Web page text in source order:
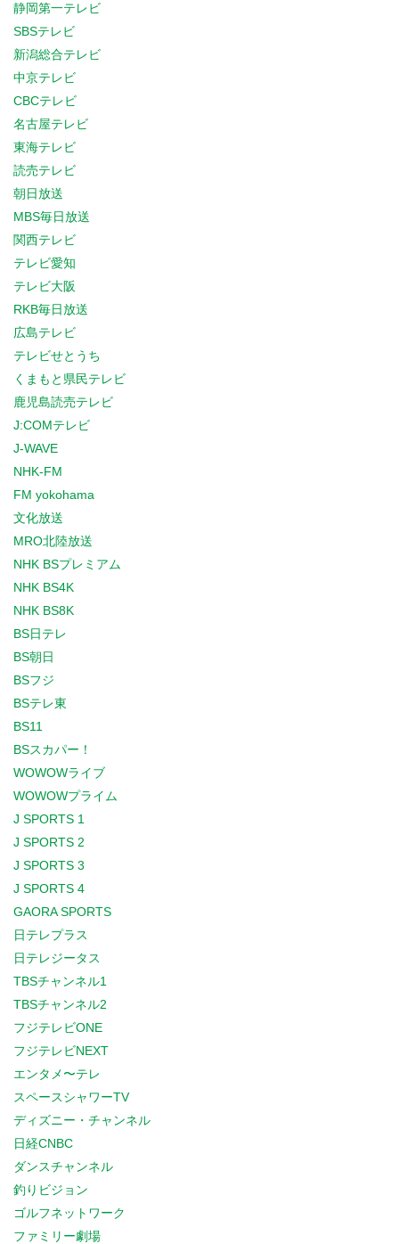
静岡第一テレビ
SBSテレビ
新潟総合テレビ
中京テレビ
CBCテレビ
名古屋テレビ
東海テレビ
読売テレビ
朝日放送
MBS毎日放送
関西テレビ
テレビ愛知
テレビ大阪
RKB毎日放送
広島テレビ
テレビせとうち
くまもと県民テレビ
鹿児島読売テレビ
J:COMテレビ
J-WAVE
NHK-FM
FM yokohama
文化放送
MRO北陸放送
NHK BSプレミアム
NHK BS4K
NHK BS8K
BS日テレ
BS朝日
BSフジ
BSテレ東
BS11
BSスカパー！
WOWOWライブ
WOWOWプライム
J SPORTS 1
J SPORTS 2
J SPORTS 3
J SPORTS 4
GAORA SPORTS
日テレプラス
日テレジータス
TBSチャンネル1
TBSチャンネル2
フジテレビONE
フジテレビNEXT
エンタメ〜テレ
スペースシャワーTV
ディズニー・チャンネル
日経CNBC
ダンスチャンネル
釣りビジョン
ゴルフネットワーク
ファミリー劇場